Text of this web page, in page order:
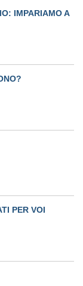
IMPARIAMO A
PER VOI